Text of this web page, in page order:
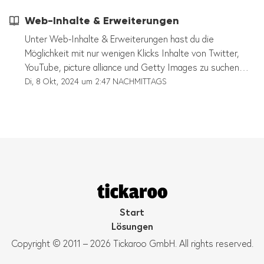
nicht.
(Kontaktiere uns, sollte ein gewünschter Anbieter noch
nicht dabei sein)
Web-Inhalte & Erweiterungen
Unter Web-Inhalte & Erweiterungen hast du die
Möglichkeit mit nur wenigen Klicks Inhalte von Twitter,
YouTube, picture alliance und Getty Images zu suchen
und in deinem Liveblog zu posten. Solltest du dir noch
Di, 8 Okt, 2024 um 2:47 NACHMITTAGS
Start
Lösungen
Copyright © 2011 – 2026 Tickaroo GmbH. All rights reserved.